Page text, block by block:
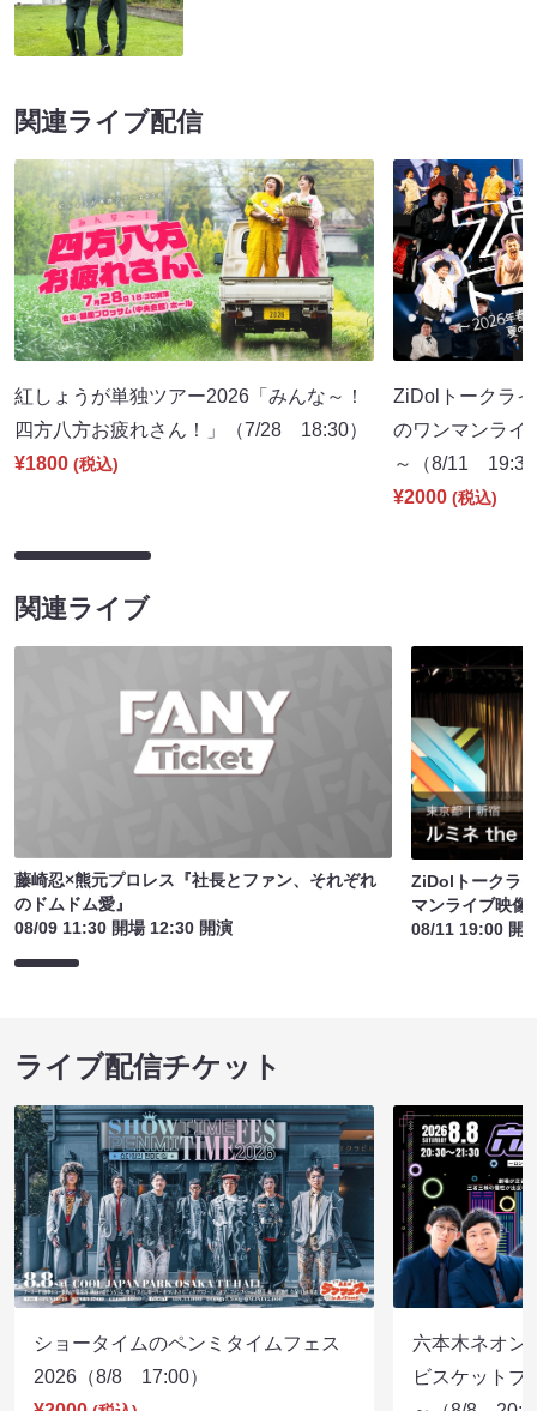
関連ライブ配信
紅しょうが単独ツアー2026「みんな～！
四方八方お疲れさん！」（7/28 18:30）
¥1800 (税込)
ZiDolトークラ
のワンマンライ
～（8/11
¥2000 (税込)
関連ライブ
藤崎忍×熊元プロレス『社長とファン、それぞれ
のドムドム愛』
08/09 11:30 開場 12:30 開演
ZiDolトークラ
マンライブ映像
08/11 19:00 開
ライブ配信チケット
ショータイムのペンミタイムフェス
2026（8/8 17:00）
六本木ネオン
ビスケットブ